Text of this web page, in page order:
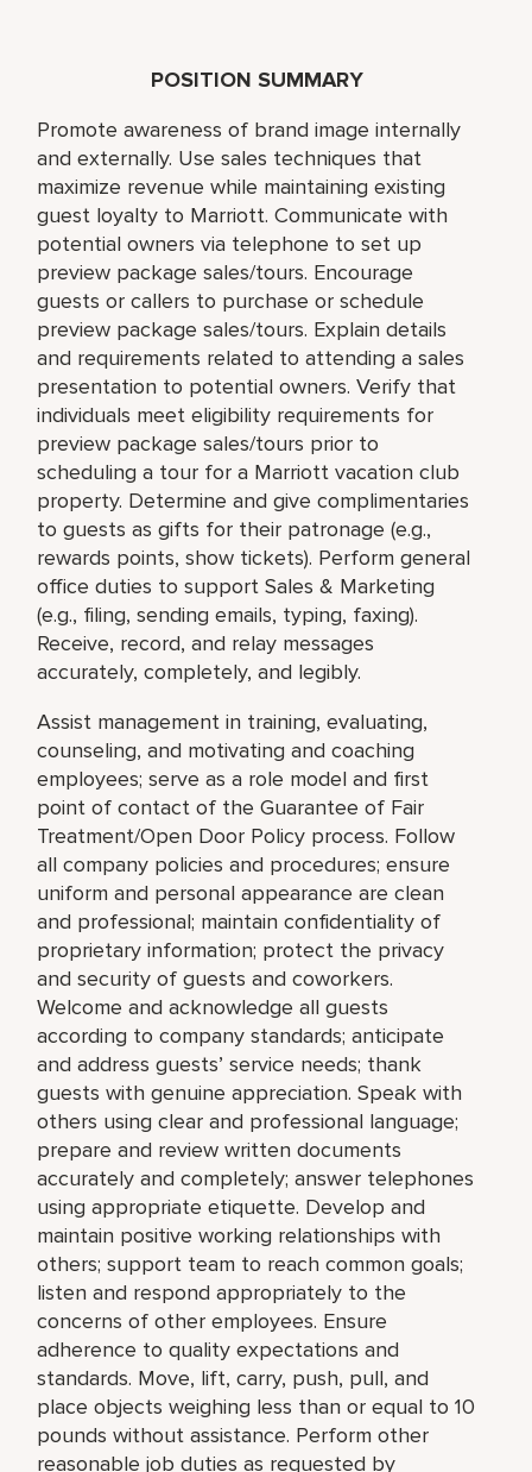
POSITION SUMMARY
Promote awareness of brand image internally
and externally. Use sales techniques that
maximize revenue while maintaining existing
guest loyalty to Marriott. Communicate with
potential owners via telephone to set up
preview package sales/tours. Encourage
guests or callers to purchase or schedule
preview package sales/tours. Explain details
and requirements related to attending a sales
presentation to potential owners. Verify that
individuals meet eligibility requirements for
preview package sales/tours prior to
scheduling a tour for a Marriott vacation club
property. Determine and give complimentaries
to guests as gifts for their patronage (e.g.,
rewards points, show tickets). Perform general
office duties to support Sales & Marketing
(e.g., filing, sending emails, typing, faxing).
Receive, record, and relay messages
accurately, completely, and legibly.
Assist management in training, evaluating,
counseling, and motivating and coaching
employees; serve as a role model and first
point of contact of the Guarantee of Fair
Treatment/Open Door Policy process. Follow
all company policies and procedures; ensure
uniform and personal appearance are clean
and professional; maintain confidentiality of
proprietary information; protect the privacy
and security of guests and coworkers.
Welcome and acknowledge all guests
according to company standards; anticipate
and address guests’ service needs; thank
guests with genuine appreciation. Speak with
others using clear and professional language;
prepare and review written documents
accurately and completely; answer telephones
using appropriate etiquette. Develop and
maintain positive working relationships with
others; support team to reach common goals;
listen and respond appropriately to the
concerns of other employees. Ensure
adherence to quality expectations and
standards. Move, lift, carry, push, pull, and
place objects weighing less than or equal to 10
pounds without assistance. Perform other
reasonable job duties as requested by